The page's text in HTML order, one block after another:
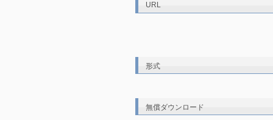
URL
形式
無償ダウンロード